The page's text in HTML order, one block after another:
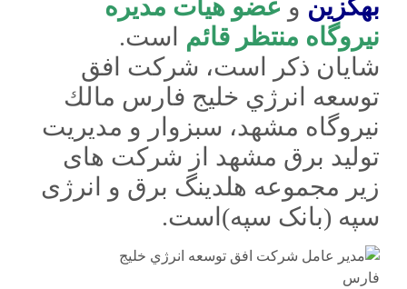
بهگزين و عضو هيات مديره
نيروگاه منتظر قائم است.
شایان ذکر است، شركت افق
توسعه انرژي خليج فارس مالك
نيروگاه مشهد، سبزوار و مديريت
توليد برق مشهد از شرکت های
زیر مجموعه هلدینگ برق و انرژی
سپه (بانک سپه)است.